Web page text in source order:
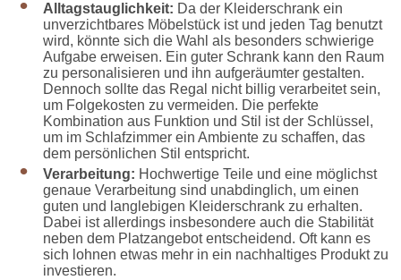
Alltagstauglichkeit: Da der Kleiderschrank ein
unverzichtbares Möbelstück ist und jeden Tag benutzt
wird, könnte sich die Wahl als besonders schwierige
Aufgabe erweisen. Ein guter Schrank kann den Raum
zu personalisieren und ihn aufgeräumter gestalten.
Dennoch sollte das Regal nicht billig verarbeitet sein,
um Folgekosten zu vermeiden. Die perfekte
Kombination aus Funktion und Stil ist der Schlüssel,
um im Schlafzimmer ein Ambiente zu schaffen, das
dem persönlichen Stil entspricht.
Verarbeitung: Hochwertige Teile und eine möglichst
genaue Verarbeitung sind unabdinglich, um einen
guten und langlebigen Kleiderschrank zu erhalten.
Dabei ist allerdings insbesondere auch die Stabilität
neben dem Platzangebot entscheidend. Oft kann es
sich lohnen etwas mehr in ein nachhaltiges Produkt zu
investieren.